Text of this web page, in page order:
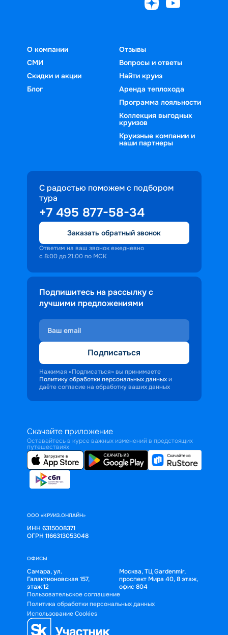
О компании
СМИ
Скидки и акции
Блог
Отзывы
Вопросы и ответы
Найти круиз
Аренда теплохода
Программа лояльности
Коллекция выгодных
круизов
Круизные компании и
наши партнеры
С радостью поможем с подбором
тура
+7 495 877-58-34
Заказать обратный звонок
Ответим на ваш звонок ежедневно
с 8:00 до 21:00 по МСК
Подпишитесь на рассылку с
лучшими предложениями
Подписаться
Нажимая «Подписаться» вы принимаете
Политику обработки персональных данных и
даёте согласие на обработку ваших данных
Скачайте приложение
Оставайтесь в курсе важных изменений в предстоящих
путешествиях
ООО «КРУИЗ.ОНЛАЙН»
ИНН 6315008371
ОГРН 1166313053048
ОФИСЫ
Самара, ул.
Галактионовская 157,
этаж 12
Москва, ТЦ Gardenmir,
проспект Мира 40, 8 этаж,
офис 804
Пользовательское соглашение
Политика обработки персональных данных
Использование Cookies